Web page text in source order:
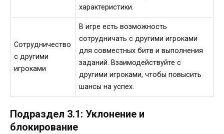
характеристики.
Сотрудничество
с другими
игроками
В игре есть возможность
сотрудничать с другими игроками
для совместных битв и выполнения
заданий. Взаимодействуйте с
другими игроками, чтобы повысить
шансы на успех.
Подраздел 3.1: Уклонение и
блокирование